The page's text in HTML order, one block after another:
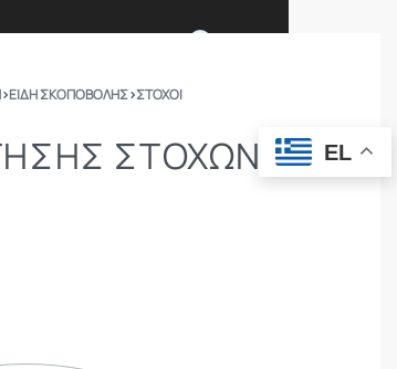
›ΕΙΔΗ ΣΚΟΠΟΒΟΛΗΣ›ΣΤΌΧΟΙ
ΣΤΌΧΩΝ EL